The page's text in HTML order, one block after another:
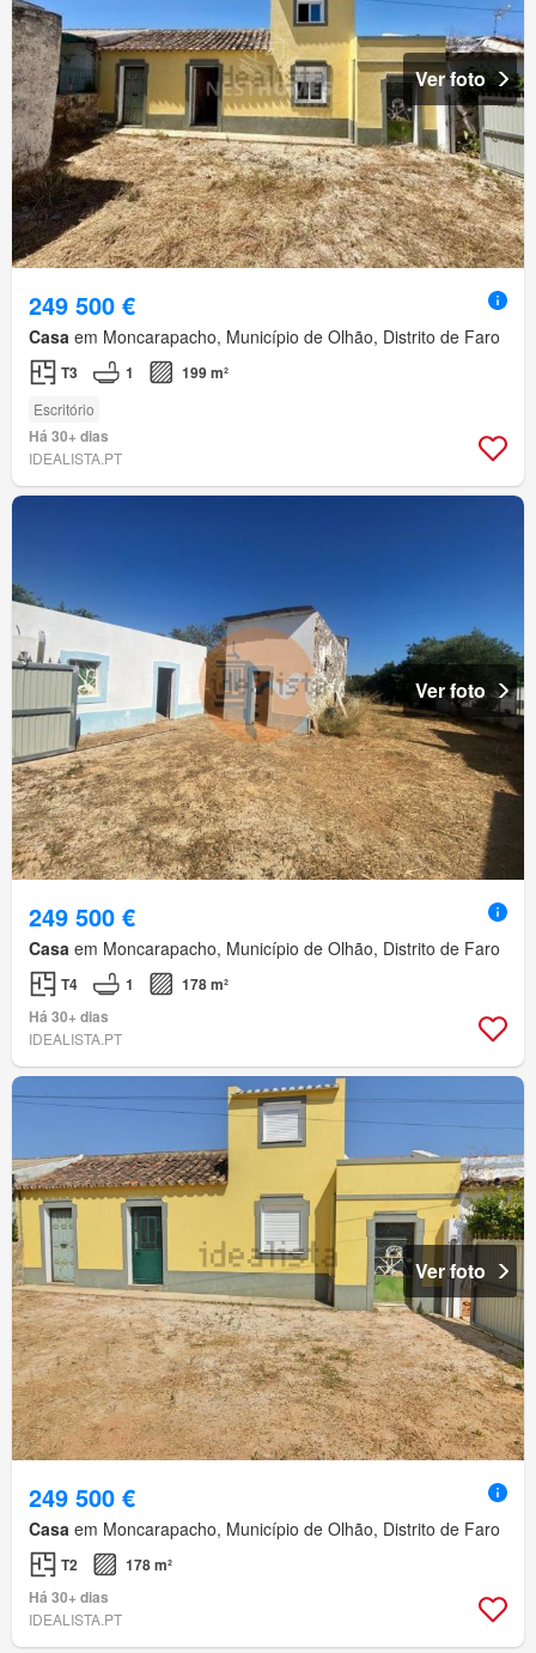
Ver foto
249 500 €
Casa em Moncarapacho, Município de Olhão, Distrito de Faro
T3 1 199 m²
Escritório
Há 30+ dias
IDEALISTA.PT
Ver foto
249 500 €
Casa em Moncarapacho, Município de Olhão, Distrito de Faro
T4 1
178 m²
Há 30+ dias
IDEALISTA.PT
Ver foto
249 500 €
Casa em Moncarapacho, Município de Olhão, Distrito de Faro
T2
178 m²
Há 30+ dias
IDEALISTA.PT